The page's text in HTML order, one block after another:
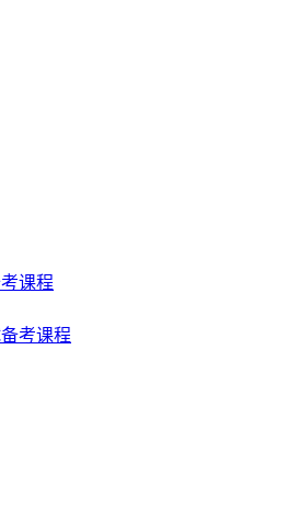
课程
考课程